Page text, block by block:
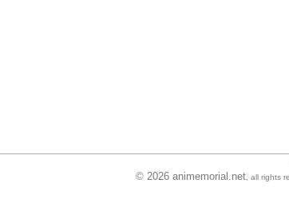
© 2026 animemorial.net , all rights